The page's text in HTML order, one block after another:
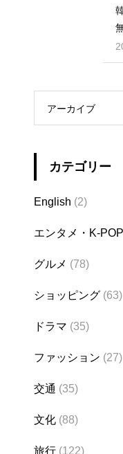
アーカイブ
カテゴリー
English (2)
エンタメ・K-POP
グルメ (78)
ショッピング (63)
ドラマ (35)
ファッション (27)
交通 (35)
文化 (88)
旅行 (122)